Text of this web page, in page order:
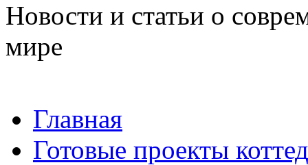
Новости и статьи о
мире
Главная
Готовые проекты